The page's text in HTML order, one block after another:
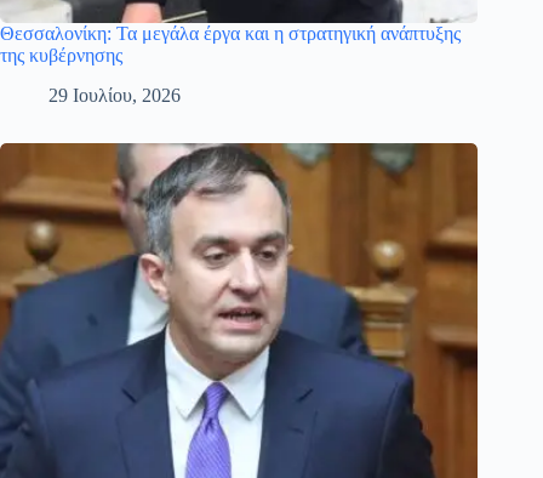
Θεσσαλονίκη: Τα μεγάλα έργα και η στρατηγική ανάπτυξης
της κυβέρνησης
29 Ιουλίου, 2026